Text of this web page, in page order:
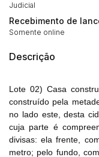
Judicial
Recebimento de
Somente online
Descrição
Lote 02) Casa
construído pela
no lado este, desta
cuja parte é
divisas: ela frente,
metro; pelo fundo,